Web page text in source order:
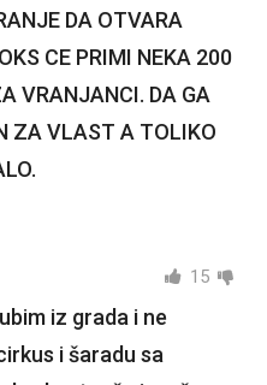
DA OTVARA
CE PRIMI NEKA 200
VRANJANCI. DA GA
ZA VLAST A TOLIKO
15
iz grada i ne
i šaradu sa